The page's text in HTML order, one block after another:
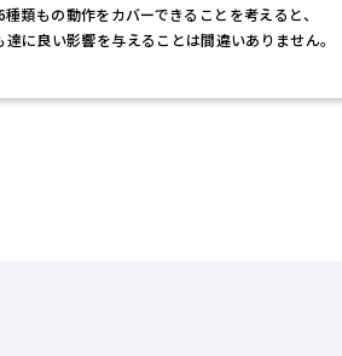
類もの動作をカバーできることを考えると、
達に良い影響を与えることは間違いありません。